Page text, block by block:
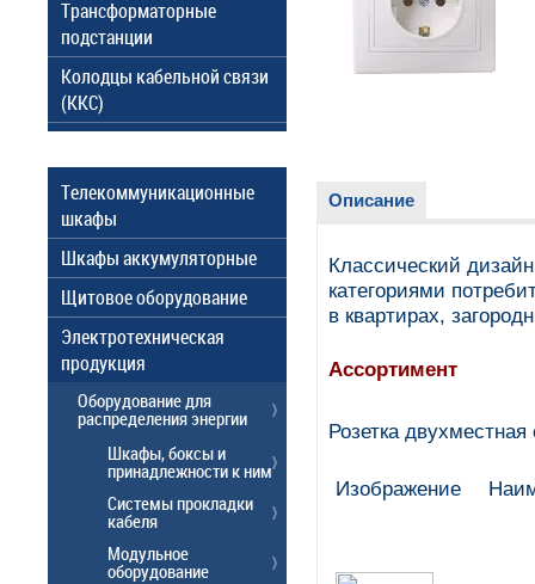
Описание
Классический
категориями
в квартирах,
Ассортимент
Розетка
Изображение
Трансформаторные
подстанции
Колодцы кабельной связи
(ККС)
Телекоммуникационные
шкафы
Шкафы аккумуляторные
Щитовое оборудование
Электротехническая
продукция
Оборудование для
распределения энергии
Шкафы, боксы и
принадлежности к ним
Системы прокладки
кабеля
Модульное
оборудование